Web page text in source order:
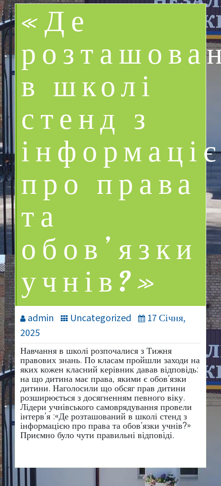
«Де
в школі
стенд з
про права
та
обов’язки
учнів?»
admin Uncategorized
17 Січня,
2025
Навчання в школі розпочалися з Тижня
правових знань. По класам пройшли заходи на
яких кожен класний керівник давав відповідь:
на що дитина має права, якими є обов’язки
дитини. Наголосили що обсяг прав дитини
розширюється з досягненням певного віку.
Лідери учнівського самоврядування провели
інтерв’я :«Де розташований в школі стенд з
інформацією про права та обов’язки учнів?»
Приємно було чути правильні відповіді.